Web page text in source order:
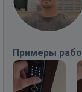
Примеры